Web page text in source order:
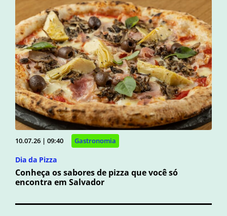
10.07.26 | 09:40 Gastronomia
Dia da Pizza
Conheça os sabores de pizza que você só
encontra em Salvador